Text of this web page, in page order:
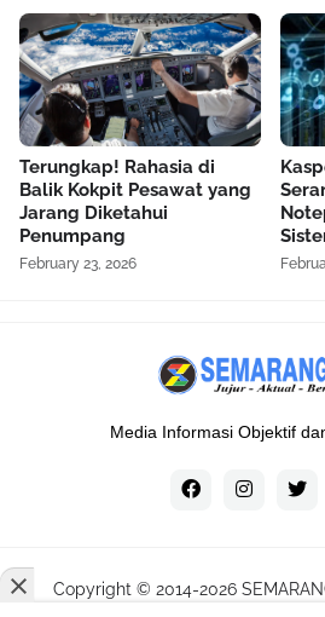
Terungkap! Rahasia di
Balik Kokpit Pesawat yang
Jarang Diketahui
Penumpang
February 23, 2026
Media Informasi Objektif
Copyright © 2014-2026